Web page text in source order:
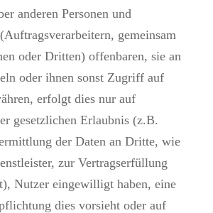
anderen Personen und
gemeinsam
oder Dritten) offenbaren, sie an
oder ihnen sonst Zugriff auf
erfolgt dies nur auf
gesetzlichen Erlaubnis (z.B.
der Daten an Dritte, wie
zur Vertragserfüllung
Nutzer eingewilligt haben, eine
dies vorsieht oder auf